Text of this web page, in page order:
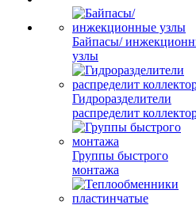
Байпасы/
узлы
Гидроразделители
распределит
Группы быстрого
монтажа